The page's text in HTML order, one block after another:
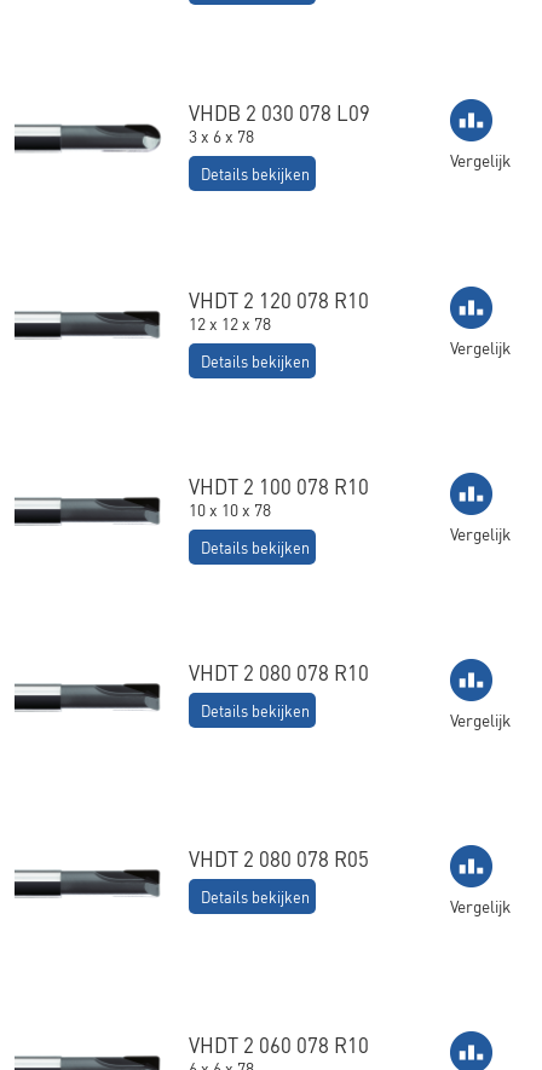
VHDB 2 030 078 L09
3 x 6 x 78
Details bekijken
Vergelijk
VHDT 2 120 078 R10
12 x 12 x 78
Details bekijken
Vergelijk
VHDT 2 100 078 R10
10 x 10 x 78
Details bekijken
Vergelijk
VHDT 2 080 078 R10
Details bekijken Vergelijk
VHDT 2 080 078 R05
Details bekijken Vergelijk
VHDT 2 060 078 R10